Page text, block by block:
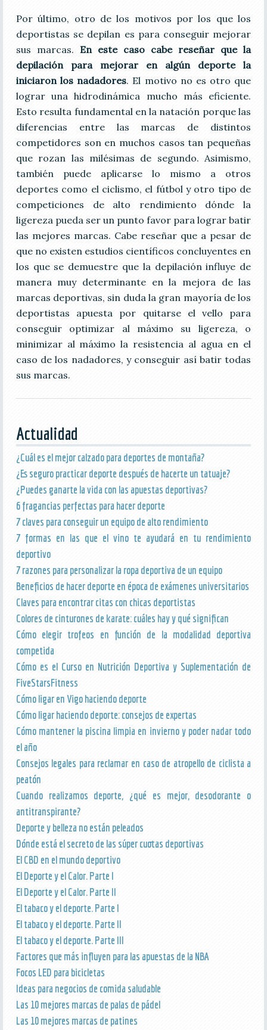
Por último, otro de los motivos por los que los
deportistas se depilan es para conseguir mejorar
sus marcas. En este caso cabe reseñar que la
depilación para mejorar en algún deporte la
iniciaron los nadadores. El motivo no es otro que
lograr una hidrodinámica mucho más eficiente.
Esto resulta fundamental en la natación porque las
diferencias entre las marcas de distintos
competidores son en muchos casos tan pequeñas
que rozan las milésimas de segundo. Asimismo,
también puede aplicarse lo mismo a otros
deportes como el ciclismo, el fútbol y otro tipo de
competiciones de alto rendimiento dónde la
ligereza pueda ser un punto favor para lograr batir
las mejores marcas. Cabe reseñar que a pesar de
que no existen estudios científicos concluyentes en
los que se demuestre que la depilación influye de
manera muy determinante en la mejora de las
marcas deportivas, sin duda la gran mayoría de los
deportistas apuesta por quitarse el vello para
conseguir optimizar al máximo su ligereza, o
minimizar al máximo la resistencia al agua en el
caso de los nadadores, y conseguir así batir todas
sus marcas.
Actualidad
¿Cuál es el mejor calzado para deportes de montaña?
¿Es seguro practicar deporte después de hacerte un tatuaje?
¿Puedes ganarte la vida con las apuestas deportivas?
6 fragancias perfectas para hacer deporte
7 claves para conseguir un equipo de alto rendimiento
7 formas en las que el vino te ayudará en tu rendimiento
deportivo
7 razones para personalizar la ropa deportiva de un equipo
Beneficios de hacer deporte en época de exámenes universitarios
Claves para encontrar citas con chicas deportistas
Colores de cinturones de karate: cuáles hay y qué significan
Cómo elegir trofeos en función de la modalidad deportiva
competida
Cómo es el Curso en Nutrición Deportiva y Suplementación de
FiveStarsFitness
Cómo ligar en Vigo haciendo deporte
Cómo ligar haciendo deporte: consejos de expertas
Cómo mantener la piscina limpia en invierno y poder nadar todo
el año
Consejos legales para reclamar en caso de atropello de ciclista a
peatón
Cuando realizamos deporte, ¿qué es mejor, desodorante o
antitranspirante?
Deporte y belleza no están peleados
Dónde está el secreto de las súper cuotas deportivas
El CBD en el mundo deportivo
El Deporte y el Calor. Parte I
El Deporte y el Calor. Parte II
El tabaco y el deporte. Parte I
El tabaco y el deporte. Parte II
El tabaco y el deporte. Parte III
Factores que más influyen para las apuestas de la NBA
Focos LED para bicicletas
Ideas para negocios de comida saludable
Las 10 mejores marcas de palas de pádel
Las 10 mejores marcas de patines